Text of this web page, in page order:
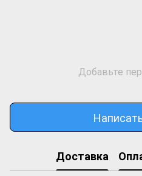
Добавьте
Доставка